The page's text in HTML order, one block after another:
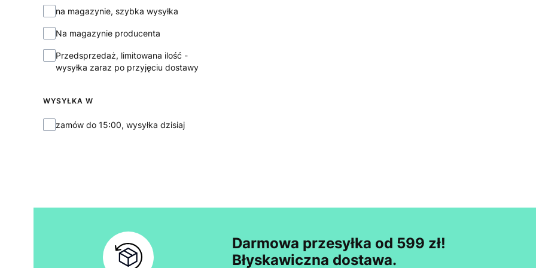
na magazynie, szybka wysyłka
Na magazynie producenta
Przedsprzedaż, limitowana ilość -
wysyłka zaraz po przyjęciu dostawy
WYSYŁKA W
Wysyłka w
zamów do 15:00, wysyłka dzisiaj
Darmowa przesyłka od 599 zł!
Błyskawiczna dostawa.